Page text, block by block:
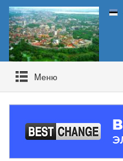
Mеню